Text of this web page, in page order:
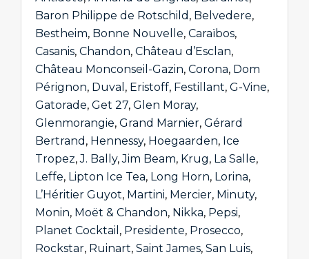
Baron Philippe de Rotschild , Belvedere,
Bestheim, Bonne Nouvelle, Caraïbos,
Casanis, Chandon, Château d’Esclan,
Château Monconseil-Gazin, Corona, Dom
Pérignon, Duval , Eristoff, Festillant, G-Vine,
Gatorade, Get 27, Glen Moray,
Glenmorangie, Grand Marnier, Gérard
Bertrand , Hennessy, Hoegaarden, Ice
Tropez,J. Bally,Jim Beam, Krug, La Salle,
Leffe, Lipton Ice Tea, Long Horn, Lorina,
L’Héritier Guyot, Martini, Mercier, Minuty,
Monin, Moët & Chandon, Nikka, Pepsi,
Planet Cocktail , Presidente, Prosecco,
Rockstar, Ruinart, Saint James, San Luis,